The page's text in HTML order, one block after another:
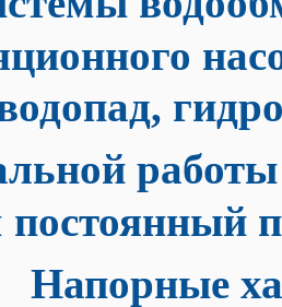
постоянный